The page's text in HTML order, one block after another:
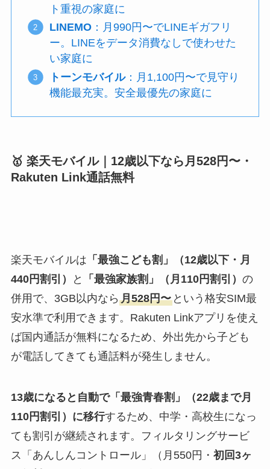
ト重視の家庭に
LINEMO：月990円〜でLINEギガフリ
ー。LINEをデータ消費なしで使わせた
い家庭に
トーンモバイル：月1,100円〜で見守り
機能最充実。安全最優先の家庭に
🥇 楽天モバイル｜12歳以下なら月528円〜・
Rakuten Link通話無料
楽天モバイルは 「最強こども割」（12歳以下・月
440円割引）
と 「最強家族割」（月110円割引） の
併用で、3GB以内なら 月528円〜という格安SIM最
安水準で利用できます。Rakuten Linkアプリを使え
ば国内通話が無料になるため、外出先から子ども
が電話してきても通話料が発生しません。
13歳になると自動で「最強青春割」（22歳まで月
110円割引）に移行するため、中学・高校生になっ
ても割引が継続されます。フィルタリングサービ
ス「あんしんコントロール」（月550円・ 初回3ヶ